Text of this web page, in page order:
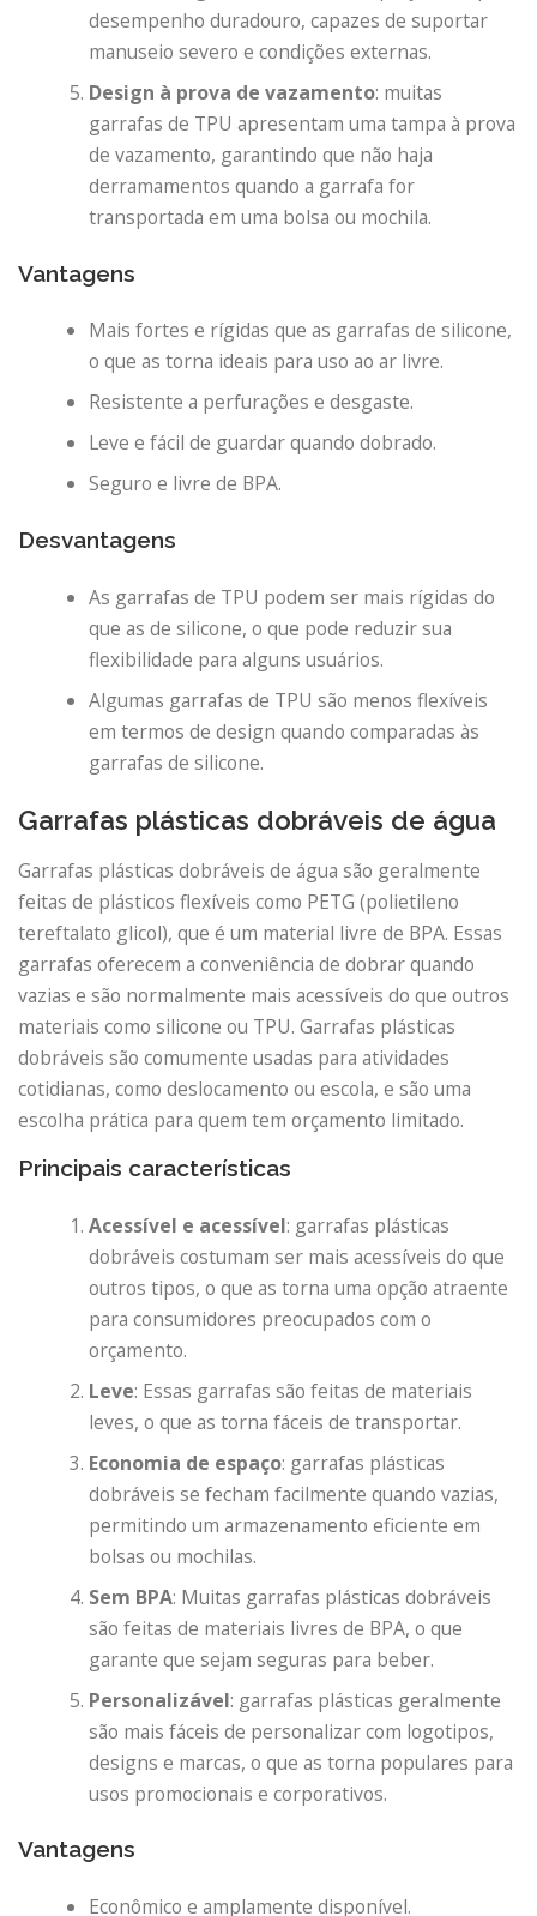
desempenho duradouro, capazes de suportar
manuseio severo e condições externas.
Design à prova de vazamento: muitas
garrafas de TPU apresentam uma tampa à prova
de vazamento, garantindo que não haja
derramamentos quando a garrafa for
transportada em uma bolsa ou mochila.
Vantagens
Mais fortes e rígidas que as garrafas de silicone,
o que as torna ideais para uso ao ar livre.
Resistente a perfurações e desgaste.
Leve e fácil de guardar quando dobrado.
Seguro e livre de BPA.
Desvantagens
As garrafas de TPU podem ser mais rígidas do
que as de silicone, o que pode reduzir sua
flexibilidade para alguns usuários.
Algumas garrafas de TPU são menos flexíveis
em termos de design quando comparadas às
garrafas de silicone.
Garrafas plásticas dobráveis ​​de água
Garrafas plásticas dobráveis ​​de água são geralmente
feitas de plásticos flexíveis como PETG (polietileno
tereftalato glicol), que é um material livre de BPA. Essas
garrafas oferecem a conveniência de dobrar quando
vazias e são normalmente mais acessíveis do que outros
materiais como silicone ou TPU. Garrafas plásticas
dobráveis ​​são comumente usadas para atividades
cotidianas, como deslocamento ou escola, e são uma
escolha prática para quem tem orçamento limitado.
Principais características
Acessível e acessível: garrafas plásticas
dobráveis ​​costumam ser mais acessíveis do que
outros tipos, o que as torna uma opção atraente
para consumidores preocupados com o
orçamento.
Leve: Essas garrafas são feitas de materiais
leves, o que as torna fáceis de transportar.
Economia de espaço: garrafas plásticas
dobráveis ​​se fecham facilmente quando vazias,
permitindo um armazenamento eficiente em
bolsas ou mochilas.
Sem BPA: Muitas garrafas plásticas dobráveis ​​
são feitas de materiais livres de BPA, o que
garante que sejam seguras para beber.
Personalizável: garrafas plásticas geralmente
são mais fáceis de personalizar com logotipos,
designs e marcas, o que as torna populares para
usos promocionais e corporativos.
Vantagens
Econômico e amplamente disponível.